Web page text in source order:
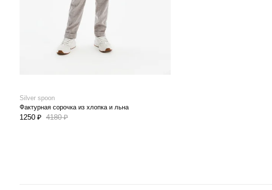
Silver spoon
Фактурная сорочка из хлопка и льна
1250 ₽ 4180 ₽